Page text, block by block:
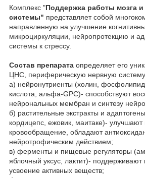
Комплекс "Поддержка работы мозга и
системы" представляет собой
направленную на улучшение
микроциркуляции, нейропротекцию и
системы к стрессу.
Состав препарата определяет его
ЦНС, периферическую нервную
а) нейронутриенты (холин,
кислота, альфа-GPC)- способствуют
нейрональных мембран и синтезу
б) растительные экстракты и
кордицепс, ежовик, маитаке)- улучшают
кровообращение, обладают
нейротрофическим действием;
в) ферменты и пищевые регуляторы
яблочный уксус, лактит)-
усвоение активных веществ;